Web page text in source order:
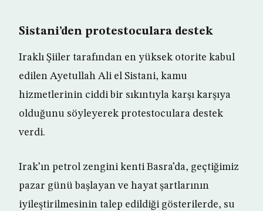
Sistani’den protestoculara destek
Iraklı Şiiler tarafından en yüksek otorite kabul
edilen Ayetullah Ali el Sistani, kamu
hizmetlerinin ciddi bir sıkıntıyla karşı karşıya
olduğunu söyleyerek protestoculara destek
verdi.
Irak’ın petrol zengini kenti Basra’da, geçtiğimiz
pazar günü başlayan ve hayat şartlarının
iyileştirilmesinin talep edildiği gösterilerde, su